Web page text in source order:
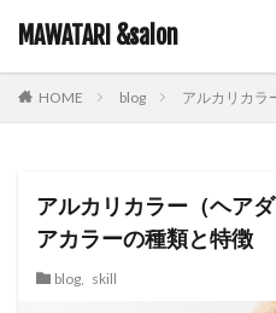
MAWATARI &salon
HOME blog アルカリカラ
アルカリカラー（ヘア
アカラーの種類と特徴
blog, skill
タグ